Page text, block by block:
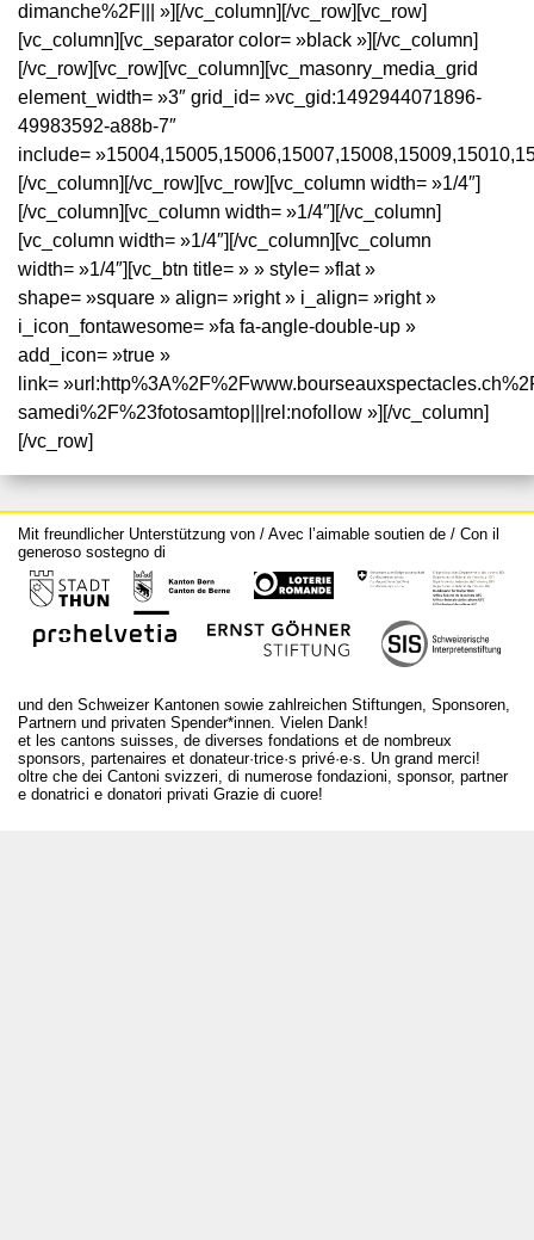
dimanche%2F||| »][/vc_column][/vc_row][vc_row]
[vc_column][vc_separator color= »black »][/vc_column]
[/vc_row][vc_row][vc_column][vc_masonry_media_grid
element_width= »3″ grid_id= »vc_gid:1492944071896-
49983592-a88b-7″
include=
[/vc_column][/vc_row][vc_row][vc_column width= »1/4″]
[/vc_column][vc_column width= »1/4″][/vc_column]
[vc_column width= »1/4″][/vc_column][vc_column
width= »1/4″][vc_btn title= » » style= »flat »
shape= »square » align= »right » i_align= »right »
i_icon_fontawesome= »fa fa-angle-double-up »
add_icon= »true »
link=
samedi%2F%23fotosamtop|||rel:nofollow »][/vc_column]
[/vc_row]
Mit freundlicher Unterstützung von / Avec l’aimable soutien de / Con il
generoso sostegno di
und den Schweizer Kantonen sowie zahlreichen Stiftungen, Sponsoren,
Partnern und privaten Spender*innen. Vielen Dank!
et les cantons suisses, de diverses fondations et de nombreux
sponsors, partenaires et donateur·trice·s privé·e·s. Un grand merci!
oltre che dei Cantoni svizzeri, di numerose fondazioni, sponsor, partner
e donatrici e donatori privati Grazie di cuore!